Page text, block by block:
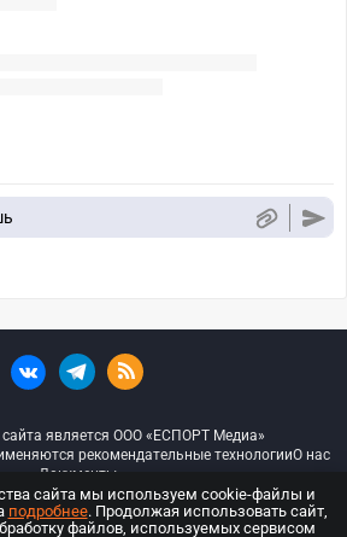
является ООО «ЕСПОРТ Медиа»
рекомендательные технологииО нас
Документы
— Все права защищены
сайта мы используем cookie-файлы и
подробнее. Продолжая использовать сайт,
файлов, используемых сервисом